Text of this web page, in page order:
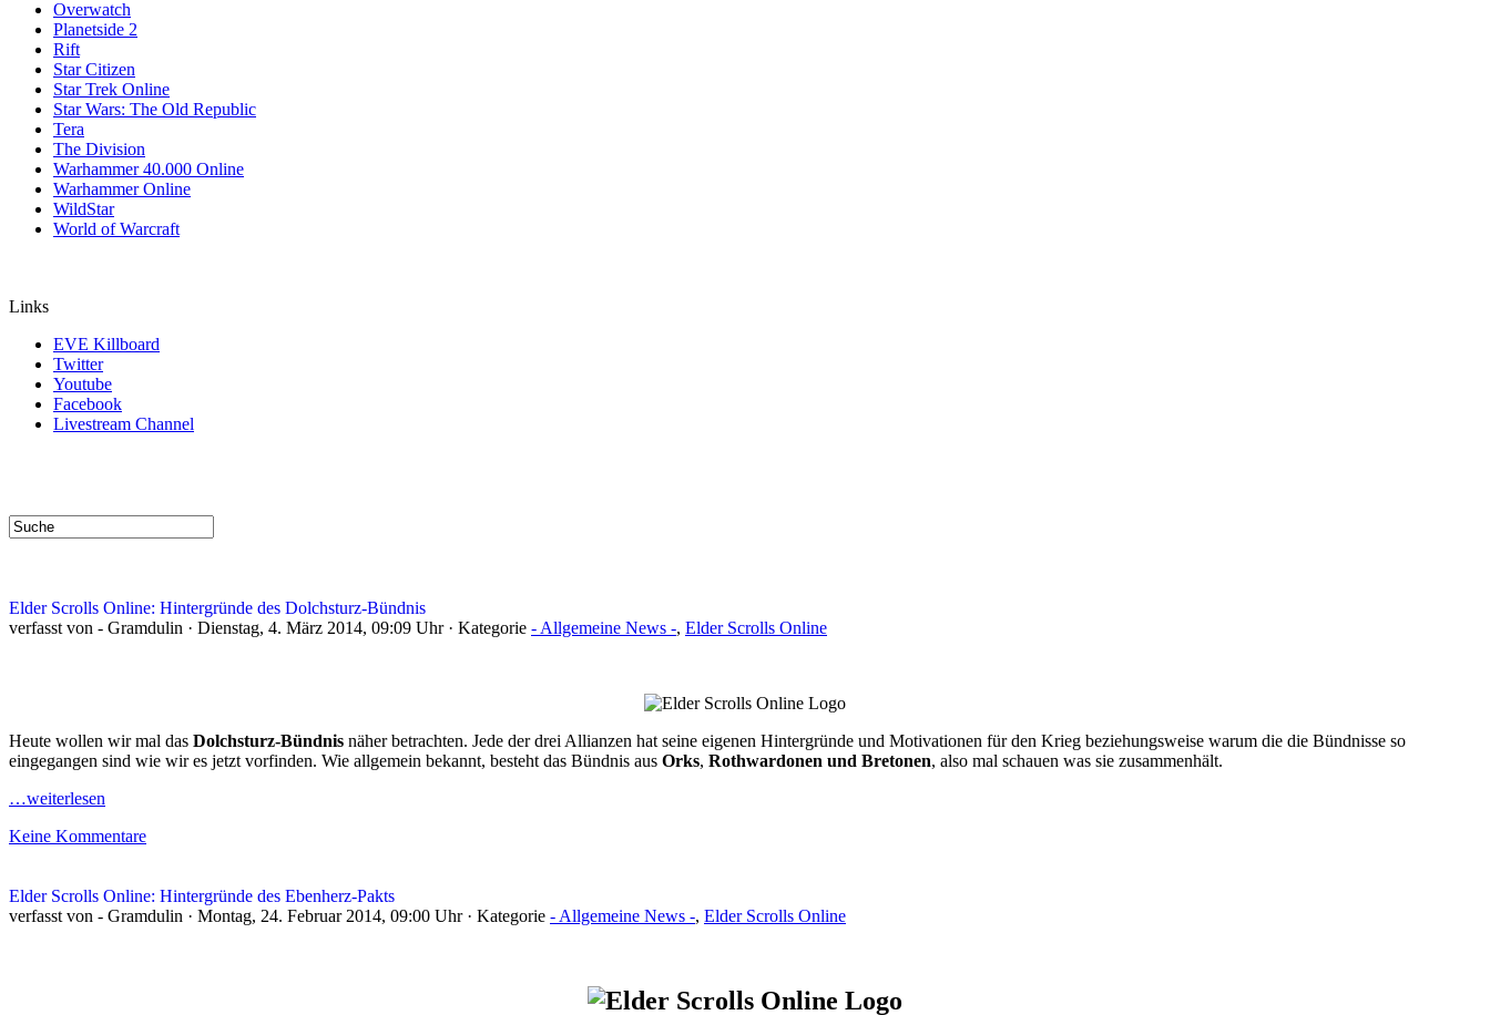
Overwatch
Planetside 2
Rift
Star Citizen
Star Trek Online
Star Wars: The Old Republic
Tera
The Division
Warhammer 40.000 Online
Warhammer Online
WildStar
World of Warcraft
Links
EVE Killboard
Twitter
Youtube
Facebook
Livestream Channel
Elder Scrolls Online: Hintergründe des Dolchsturz-Bündnis
verfasst von - Gramdulin · Dienstag, 4. März 2014, 09:09 Uhr · Kategorie - Allgemeine News -, Elder Scrolls Online
Heute wollen wir mal das Dolchsturz-Bündnis näher betrachten. Jede der drei Allianzen hat seine eigenen Hintergründe und Motivationen für den Krieg beziehungsweise warum die die Bündnisse so
eingegangen sind wie wir es jetzt vorfinden. Wie allgemein bekannt, besteht das Bündnis aus Orks, Rothwardonen und Bretonen, also mal schauen was sie zusammenhält.
…weiterlesen
Keine Kommentare
Elder Scrolls Online: Hintergründe des Ebenherz-Pakts
verfasst von - Gramdulin · Montag, 24. Februar 2014, 09:00 Uhr · Kategorie - Allgemeine News -, Elder Scrolls Online